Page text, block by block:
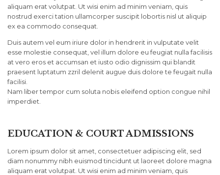
aliquam erat volutpat. Ut wisi enim ad minim veniam, quis
nostrud exerci tation ullamcorper suscipit lobortis nisl ut aliquip
ex ea commodo consequat.
Duis autem vel eum iriure dolor in hendrerit in vulputate velit
esse molestie consequat, vel illum dolore eu feugiat nulla facilisis
at vero eros et accumsan et iusto odio dignissim qui blandit
praesent luptatum zzril delenit augue duis dolore te feugait nulla
facilisi.
Nam liber tempor cum soluta nobis eleifend option congue nihil
imperdiet.
EDUCATION & COURT ADMISSIONS
Lorem ipsum dolor sit amet, consectetuer adipiscing elit, sed
diam nonummy nibh euismod tincidunt ut laoreet dolore magna
aliquam erat volutpat. Ut wisi enim ad minim veniam, quis